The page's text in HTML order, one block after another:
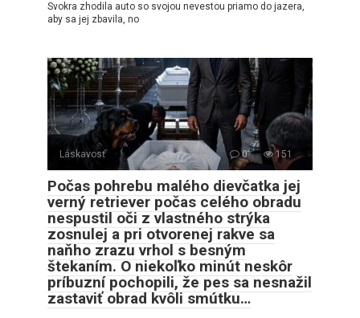
Svokra zhodila auto so svojou nevestou priamo do jazera,
aby sa jej zbavila, no
Láskavosť 0 151
Počas pohrebu malého dievčatka jej
verný retriever počas celého obradu
nespustil oči z vlastného strýka
zosnulej a pri otvorenej rakve sa
naňho zrazu vrhol s besným
štekaním. O niekoľko minút neskôr
príbuzní pochopili, že pes sa nesnažil
zastaviť obrad kvôli smútku…